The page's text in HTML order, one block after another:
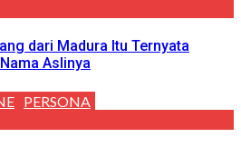
dari Madura Itu Ternyata
Aslinya
PERSONA